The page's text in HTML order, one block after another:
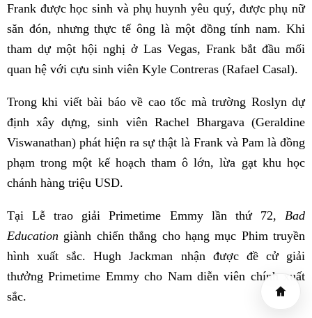
Frank được học sinh và phụ huynh yêu quý, được phụ nữ
săn đón, nhưng thực tế ông là một đồng tính nam. Khi
tham dự một hội nghị ở Las Vegas, Frank bắt đầu mối
quan hệ với cựu sinh viên Kyle Contreras (Rafael Casal).
Trong khi viết bài báo về cao tốc mà trường Roslyn dự
định xây dựng, sinh viên Rachel Bhargava (Geraldine
Viswanathan) phát hiện ra sự thật là Frank và Pam là đồng
phạm trong một kế hoạch tham ô lớn, lừa gạt khu học
chánh hàng triệu USD.
Tại Lễ trao giải Primetime Emmy lần thứ 72, Bad
Education giành chiến thắng cho hạng mục Phim truyền
hình xuất sắc. Hugh Jackman nhận được đề cử giải
thưởng Primetime Emmy cho Nam diễn viên chính xuất
sắc.